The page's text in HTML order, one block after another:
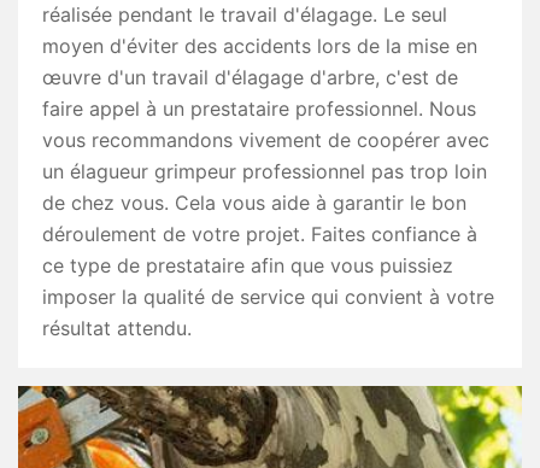
réalisée pendant le travail d'élagage. Le seul
moyen d'éviter des accidents lors de la mise en
œuvre d'un travail d'élagage d'arbre, c'est de
faire appel à un prestataire professionnel. Nous
vous recommandons vivement de coopérer avec
un élagueur grimpeur professionnel pas trop loin
de chez vous. Cela vous aide à garantir le bon
déroulement de votre projet. Faites confiance à
ce type de prestataire afin que vous puissiez
imposer la qualité de service qui convient à votre
résultat attendu.